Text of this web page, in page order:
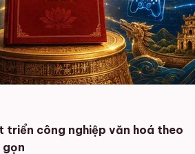
triển công nghiệp văn hoá theo